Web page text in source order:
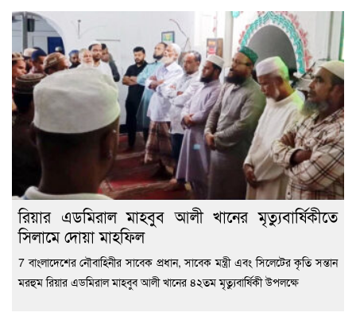
রিয়ার এডমিরাল মাহবুব আলী খানের মৃত্যুবার্ষিকীতে
সিলামে দোয়া মাহফিল
7 বাংলাদেশের নৌবাহিনীর সাবেক প্রধান, সাবেক মন্ত্রী এবং সিলেটের কৃতি সন্তান
মরহুম রিয়ার এডমিরাল মাহবুব আলী খানের ৪২তম মৃত্যুবার্ষিকী উপলক্ষে